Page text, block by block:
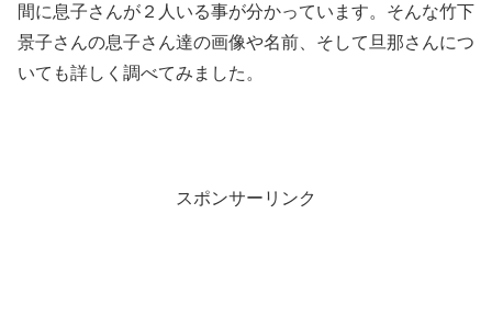
間に息子さんが２人いる事が分かっています。そんな竹下
景子さんの息子さん達の画像や名前、そして旦那さんにつ
いても詳しく調べてみました。
スポンサーリンク